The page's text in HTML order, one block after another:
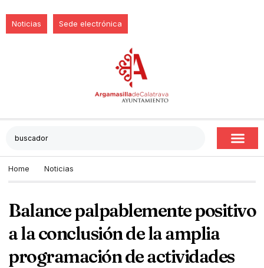
Noticias Sede electrónica
Home Noticias
Balance palpablemente positivo
a la conclusión de la amplia
programación de actividades